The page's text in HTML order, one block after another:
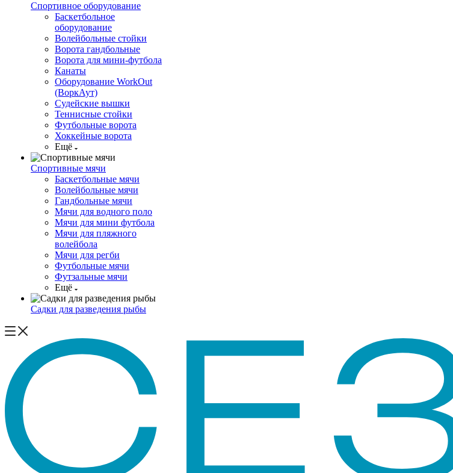
Спортивное оборудование
Баскетбольное
оборудование
Волейбольные стойки
Ворота гандбольные
Ворота для мини-футбола
Канаты
Оборудование WorkOut
(ВоркАут)
Судейские вышки
Теннисные стойки
Футбольные ворота
Хоккейные ворота
Ещё
Спортивные мячи
Баскетбольные мячи
Волейбольные мячи
Гандбольные мячи
Мячи для водного поло
Мячи для мини футбола
Мячи для пляжного
волейбола
Мячи для регби
Футбольные мячи
Футзальные мячи
Ещё
Садки для разведения рыбы